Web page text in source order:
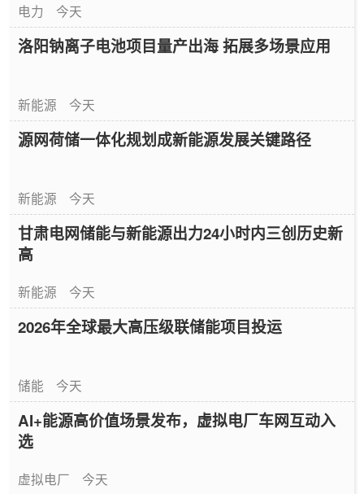
电力 今天
洛阳钠离子电池项目量产出海 拓展多场景应用
新能源 今天
源网荷储一体化规划成新能源发展关键路径
新能源 今天
甘肃电网储能与新能源出力24小时内三创历史新
高
新能源 今天
2026年全球最大高压级联储能项目投运
储能 今天
AI+能源高价值场景发布，虚拟电厂车网互动入
选
虚拟电厂 今天